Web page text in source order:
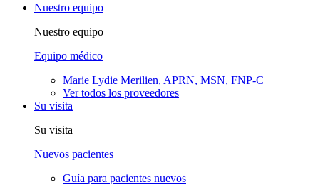
Nuestro equipo
Nuestro equipo
Equipo médico
Marie Lydie Merilien, APRN, MSN, FNP-C
Ver todos los proveedores
Su visita
Su visita
Nuevos pacientes
Guía para pacientes nuevos